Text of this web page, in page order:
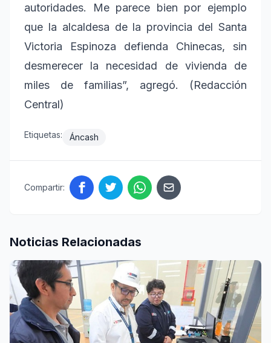
autoridades. Me parece bien por ejemplo
que la alcaldesa de la provincia del Santa
Victoria Espinoza defienda Chinecas, sin
desmerecer la necesidad de vivienda de
miles de familias”, agregó. (Redacción
Central)
Etiquetas: Áncash
Compartir:
Noticias Relacionadas